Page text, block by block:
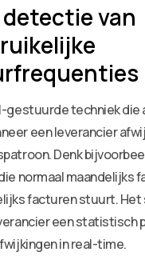
van
gestuurde techniek
een leverancier
Denk
normaal maandelijks
facturen stuurt.
een statistisch
in real-time.